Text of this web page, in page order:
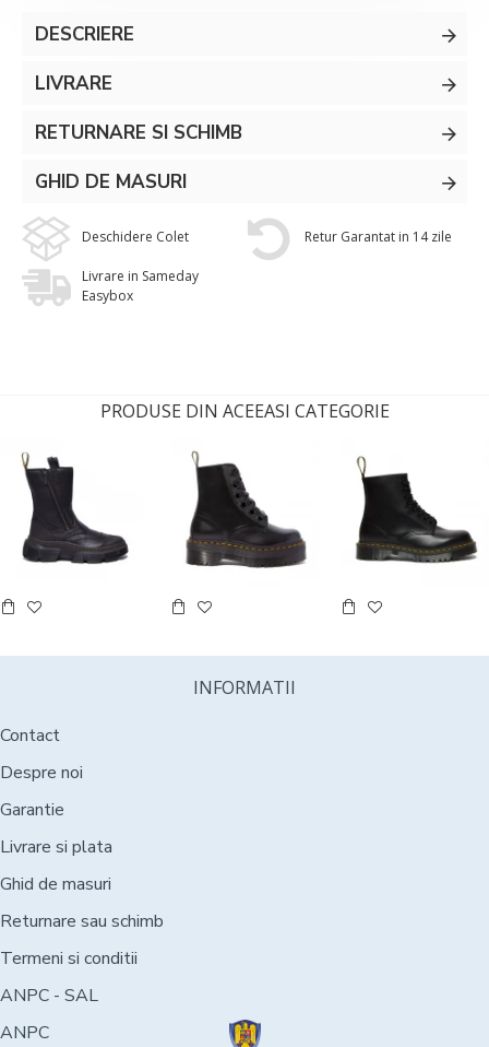
DESCRIERE
LIVRARE
RETURNARE SI SCHIMB
GHID DE MASURI
Deschidere Colet Retur Garantat in 14 zile
Livrare in Sameday
Easybox
PRODUSE DIN ACEEASI CATEGORIE
INFORMATII
Contact
Despre noi
Garantie
Livrare si plata
Ghid de masuri
Returnare sau schimb
Termeni si conditii
ANPC - SAL
ANPC